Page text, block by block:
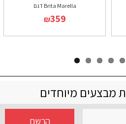
דגם Brita Marella
₪359
מבצעים מיוחדים
הרשם